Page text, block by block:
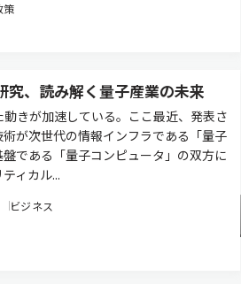
策
究、読み解く量子産業の未来
きが加速している。ここ最近、発表さ
が次世代の情報インフラである「量子
である「量子コンピュータ」の双方に
ィカル...
ビジネス